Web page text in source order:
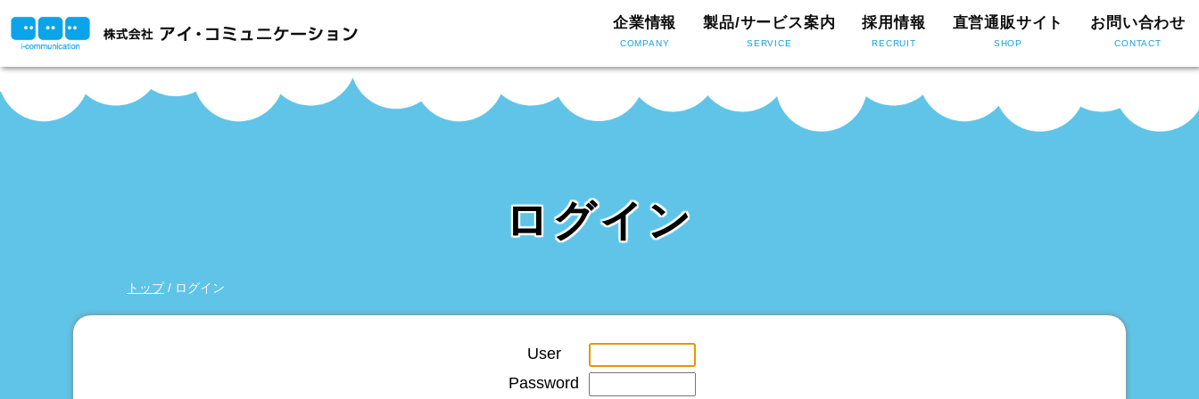
企業情報
COMPANY
製品/サービス案内
SERVICE
採用情報
RECRUIT
直営通販サイト
SHOP
お問い合わせ
CONTACT
ログイン
現
在
トップ/ ログイン
User
Password